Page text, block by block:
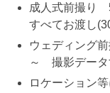
成人式前撮り
すべてお渡し
ウェディング
～ 撮影データ
ロケーション